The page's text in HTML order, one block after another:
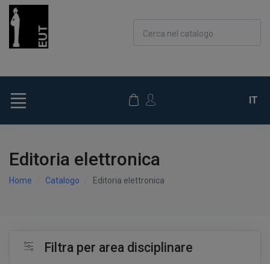
Cerca nel catalogo
IT
Editoria elettronica
Home Catalogo Editoria elettronica
Filtra per area disciplinare